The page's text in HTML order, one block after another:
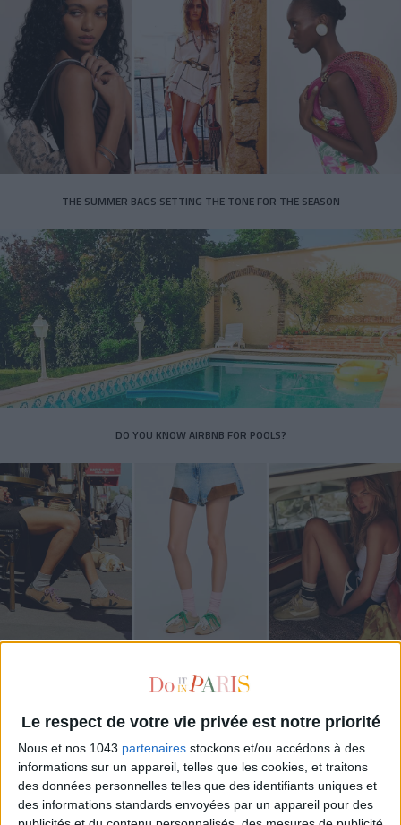
Le respect de votre vie privée est notre priorité
Nous et nos 1043 partenaires stockons et/ou accédons à des
informations sur un appareil, telles que les cookies, et traitons
des données personnelles telles que des identifiants uniques et
des informations standards envoyées par un appareil pour des
THE SUMMER BAGS SETTING THE TONE FOR THE SEASON
DO YOU KNOW AIRBNB FOR POOLS?